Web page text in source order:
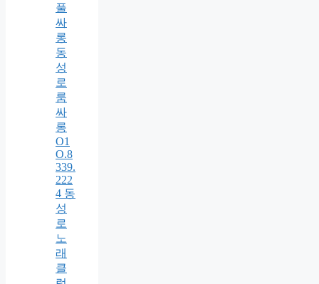
풀
싸
롱
동
성
로
룸
싸
롱
O1
O.8
339.
222
4 동
성
로
노
래
클